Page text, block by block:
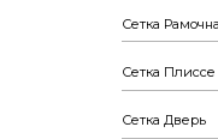
Сетка
Сетка Плиссе
Сетка Дверь